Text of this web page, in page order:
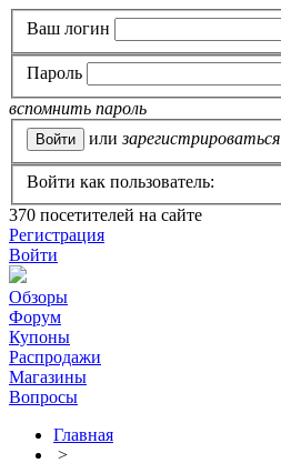
Ваш логин
Пароль
вспомнить пароль
или зарегистрироваться
Войти как пользователь:
370 посетителей на сайте
Регистрация
Войти
Обзоры
Форум
Купоны
Распродажи
Магазины
Вопросы
Главная
>